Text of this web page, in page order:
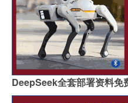
DeepSeek全套部署资料免